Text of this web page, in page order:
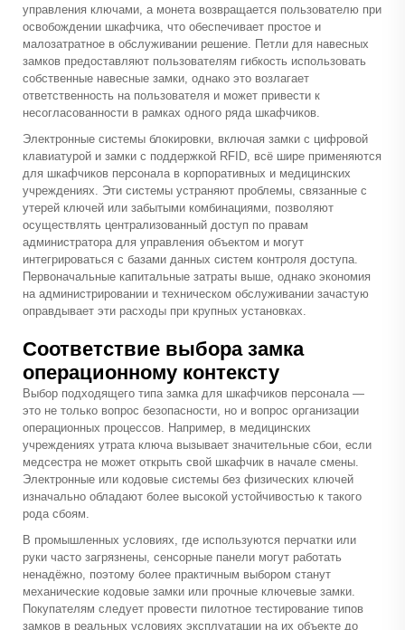
управления ключами, а монета возвращается пользователю при
освобождении шкафчика, что обеспечивает простое и
малозатратное в обслуживании решение. Петли для навесных
замков предоставляют пользователям гибкость использовать
собственные навесные замки, однако это возлагает
ответственность на пользователя и может привести к
несогласованности в рамках одного ряда шкафчиков.
Электронные системы блокировки, включая замки с цифровой
клавиатурой и замки с поддержкой RFID, всё шире применяются
для шкафчиков персонала в корпоративных и медицинских
учреждениях. Эти системы устраняют проблемы, связанные с
утерей ключей или забытыми комбинациями, позволяют
осуществлять централизованный доступ по правам
администратора для управления объектом и могут
интегрироваться с базами данных систем контроля доступа.
Первоначальные капитальные затраты выше, однако экономия
на администрировании и техническом обслуживании зачастую
оправдывает эти расходы при крупных установках.
Соответствие выбора замка
операционному контексту
Выбор подходящего типа замка для шкафчиков персонала —
это не только вопрос безопасности, но и вопрос организации
операционных процессов. Например, в медицинских
учреждениях утрата ключа вызывает значительные сбои, если
медсестра не может открыть свой шкафчик в начале смены.
Электронные или кодовые системы без физических ключей
изначально обладают более высокой устойчивостью к такого
рода сбоям.
В промышленных условиях, где используются перчатки или
руки часто загрязнены, сенсорные панели могут работать
ненадёжно, поэтому более практичным выбором станут
механические кодовые замки или прочные ключевые замки.
Покупателям следует провести пилотное тестирование типов
замков в реальных условиях эксплуатации на их объекте до